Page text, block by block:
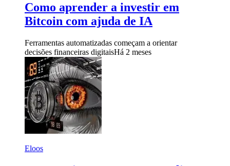
Como aprender a investir em
Bitcoin com ajuda de IA
Ferramentas automatizadas começam a orientar
decisões financeiras digitaisHá 2 meses
Eloos